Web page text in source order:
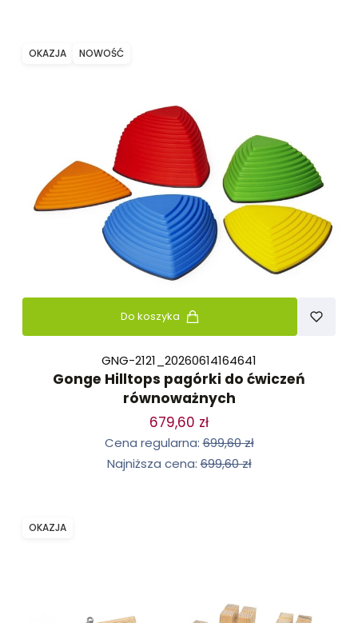
OKAZJA NOWOŚĆ
Do koszyka
GNG-2121_20260614164641
Gonge Hilltops pagórki do ćwiczeń
równoważnych
679,60 zł
Cena regularna: 699,60 zł
Najniższa cena: 699,60 zł
OKAZJA